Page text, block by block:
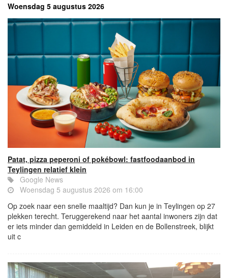
Woensdag 5 augustus 2026
Patat, pizza peperoni of pokébowl: fastfoodaanbod in
Teylingen relatief klein
Google News
Woensdag 5 augustus 2026 om 16:00
Op zoek naar een snelle maaltijd? Dan kun je in Teylingen op 27
plekken terecht. Teruggerekend naar het aantal inwoners zijn dat
er iets minder dan gemiddeld in Leiden en de Bollenstreek, blijkt
uit c